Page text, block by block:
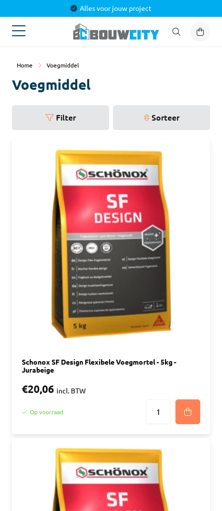
Alles voor jouw project
Home Voegmiddel
Voegmiddel
Filter Sorteer
Schonox SF Design Flexibele Voegmortel - 5kg -
Jurabeige
€20,06 incl. BTW
Op voorraad